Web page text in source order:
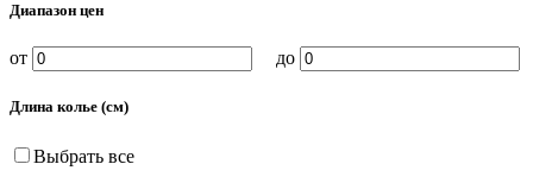
Диапазон цен
от до
Длина колье (см)
Выбрать все